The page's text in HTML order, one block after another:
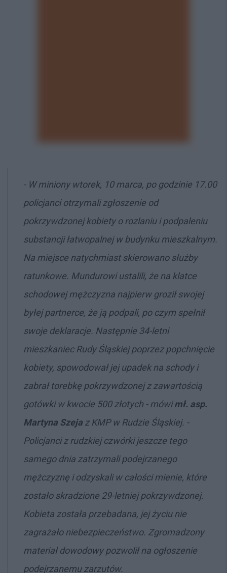
- W miniony wtorek, 10 marca, po godzinie 17.00
policjanci otrzymali zgłoszenie od
pokrzywdzonej kobiety o rozlaniu i podpaleniu
substancji łatwopalnej w budynku mieszkalnym.
Na miejsce natychmiast skierowano służby
ratunkowe. Mundurowi ustalili, że na klatce
schodowej mężczyzna najpierw groził swojej
byłej partnerce, że ją podpali, po czym spełnił
swoje deklaracje. Następnie 34-letni
mieszkaniec Rudy Śląskiej poprzez popchnięcie
kobiety, spowodował jej upadek na schody i
zabrał torebkę pokrzywdzonej z zawartością
gotówki w kwocie 500 złotych - mówimł. asp.
Martyna Szeja z KMP w Rudzie Śląskiej. -
Policjanci z rudzkiej czwórki jeszcze tego
samego dnia zatrzymali podejrzanego
mężczyznę i odzyskali w całości mienie, które
zostało skradzione 29-letniej pokrzywdzonej.
Kobieta została przebadana, jej życiu nie
zagrażało niebezpieczeństwo. Zgromadzony
materiał dowodowy pozwolił na ogłoszenie
podejrzanemu zarzutów.